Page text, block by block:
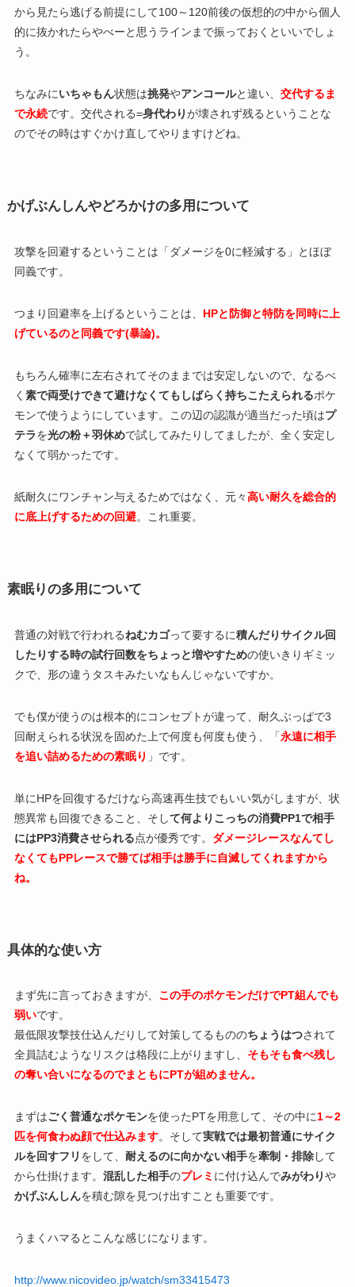
から見たら逃げる前提にして100～120前後の仮想的の中から個人
的に抜かれたらやべーと思うラインまで振っておくといいでしょ
う。
ちなみにいちゃもん状態は挑発やアンコールと違い、 交代するま
で永続です。交代される=身代わりが壊されず残るということな
のでその時はすぐかけ直してやりますけどね。
かげぶんしんやどろかけの多用について
攻撃を回避するということは「ダメージを0に軽減する」とほぼ
同義です。
つまり回避率を上げるということは、 HPと防御と特防を同時に上
げているのと同義です(暴論)。
もちろん確率に左右されてそのままでは安定しないので、なるべ
く 素で両受けできて避けなくてもしばらく持ちこたえられるポケ
モンで使うようにしています。この辺の認識が適当だった頃はプ
テラを光の粉＋羽休めで試してみたりしてましたが、全く安定し
なくて弱かったです。
紙耐久にワンチャン与えるためではなく、元々高い耐久を総合的
に底上げするための回避。これ重要。
素眠りの多用について
普通の対戦で行われるねむカゴって要するに積んだりサイクル回
したりする時の試行回数をちょっと増やすための使いきりギミッ
クで、形の違うタスキみたいなもんじゃないですか。
でも僕が使うのは根本的にコンセプトが違って、耐久ぶっぱで3
回耐えられる状況を固めた上で何度も何度も使う、「永遠に相手
を追い詰めるための素眠り 」です。
単にHPを回復するだけなら高速再生技でもいい気がしますが、状
態異常も回復できること、そして何よりこっちの消費PP1で相手
にはPP3消費させられる点が優秀です。 ダメージレースなんてし
なくてもPPレースで勝てば相手は勝手に自滅してくれますから
ね。
具体的な使い方
まず先に言っておきますが、 この手のポケモンだけでPT組んでも
弱いです。
最低限攻撃技仕込んだりして対策してるもののちょうはつされて
全員詰むようなリスクは格段に上がりますし、 そもそも食べ残し
の奪い合いになるのでまともにPTが組めません。
まずはごく普通なポケモンを使ったPTを用意して、その中に1～2
匹を何食わぬ顔で仕込みます。そして実戦では最初普通にサイク
ルを回すフリ をして、 耐えるのに向かない相手を牽制・排除して
から仕掛けます。 混乱した相手のプレミ に付け込んでみがわりや
かげぶんしんを積む隙を見つけ出すことも重要です。
うまくハマるとこんな感じになります。
http://www.nicovideo.jp/watch/sm33415473